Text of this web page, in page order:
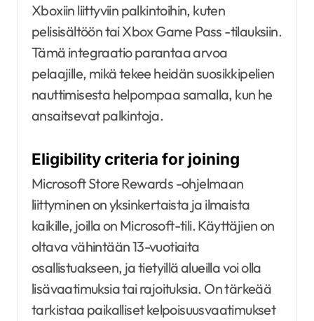
Xboxiin liittyviin palkintoihin, kuten
pelisisältöön tai Xbox Game Pass -tilauksiin.
Tämä integraatio parantaa arvoa
pelaajille, mikä tekee heidän suosikkipelien
nauttimisesta helpompaa samalla, kun he
ansaitsevat palkintoja.
Eligibility criteria for joining
Microsoft Store Rewards -ohjelmaan
liittyminen on yksinkertaista ja ilmaista
kaikille, joilla on Microsoft-tili. Käyttäjien on
oltava vähintään 13-vuotiaita
osallistuakseen, ja tietyillä alueilla voi olla
lisävaatimuksia tai rajoituksia. On tärkeää
tarkistaa paikalliset kelpoisuusvaatimukset